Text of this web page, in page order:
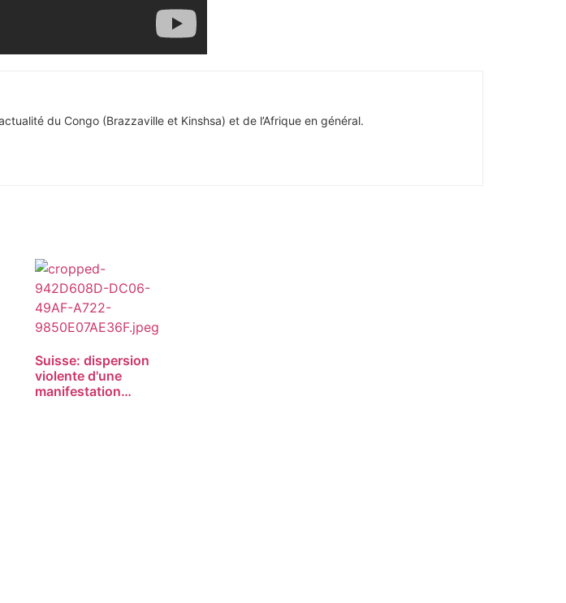
du Congo (Brazzaville et Kinshsa) et de l’Afrique en général.
Suisse: dispersion
violente d'une
manifestation…